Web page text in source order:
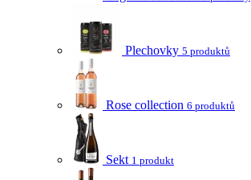
Plechovky 5 produktů
Rose collection 6 produktů
Sekt 1 produkt